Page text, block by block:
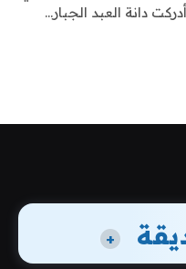
دانة العبد الجبار…
+